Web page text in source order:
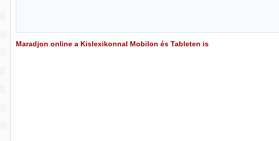
Maradjon online a Kislexikonnal Mobilon és Tableten is